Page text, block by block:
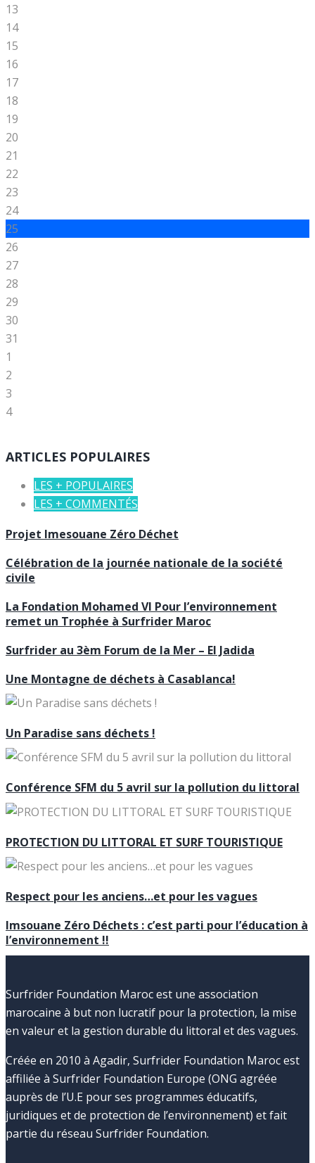
13
14
15
16
17
18
19
20
21
22
23
24
25
26
27
28
29
30
31
1
2
3
4
ARTICLES POPULAIRES
LES + POPULAIRES
LES + COMMENTÉS
Projet Imesouane Zéro Déchet
Célébration de la journée nationale de la société
civile
La Fondation Mohamed VI Pour l’environnement
remet un Trophée à Surfrider Maroc
Surfrider au 3èm Forum de la Mer – El Jadida
Une Montagne de déchets à Casablanca!
Un Paradise sans déchets !
Conférence SFM du 5 avril sur la pollution du littoral
PROTECTION DU LITTORAL ET SURF TOURISTIQUE
Respect pour les anciens…et pour les vagues
Imsouane Zéro Déchets : c’est parti pour l’éducation à
l’environnement !!
Surfrider Foundation Maroc est une association
marocaine à but non lucratif pour la protection, la mise
en valeur et la gestion durable du littoral et des vagues.
Créée en 2010 à Agadir, Surfrider Foundation Maroc est
affiliée à Surfrider Foundation Europe (ONG agréée
auprès de l’U.E pour ses programmes éducatifs,
juridiques et de protection de l’environnement) et fait
partie du réseau Surfrider Foundation.